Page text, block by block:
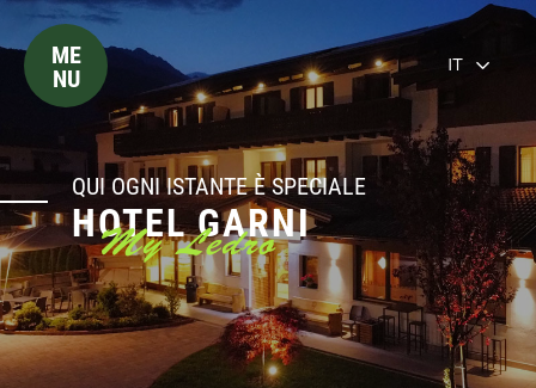
ME
NU IT
QUI OGNI ISTANTE È SPECIALE
HOTEL GARNI
My Ledro